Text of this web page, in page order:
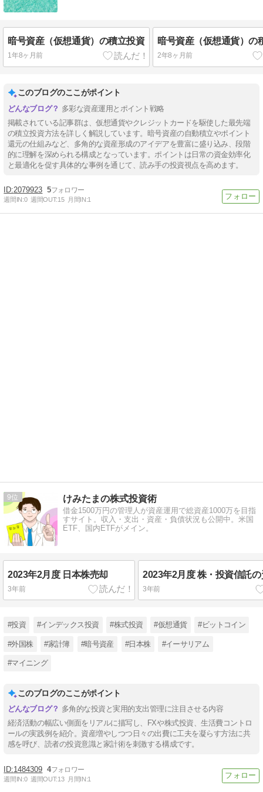
暗号資産（仮想通貨）の積立投資
1年8ヶ月前
暗号資産（仮想通貨）の
2年8ヶ月前
このブログのここがポイント
多彩な資産運用とポイント戦略
掲載されている記事群は、仮想通貨やクレジットカードを駆使した最先端
の積立投資方法を詳しく解説しています。暗号資産の自動積立やポイント
還元の仕組みなど、多角的な資産形成のアイデアを豊富に盛り込み、段階
的に理解を深められる構成となっています。ポイントは日常の資金効率化
と最適化を促す具体的な事例を通じて、読み手の投資視点を高めます。
2079923 5
週間IN:0 週間OUT:15 月間IN:1
9 けみたまの株式投資術
借金1500万円の管理人が資産運用で総資産1000万を目指
すサイト。収入・支出・資産・負債状況も公開中。米国
ETF、国内ETFがメイン。
2023年2月度 日本株売却
3年前
2023年2月度 株・投資信託
3年前
#投資 #インデックス投資 #株式投資 #仮想通貨 #ビットコイン
#外国株 #家計簿 #暗号資産 #日本株 #イーサリアム
#マイニング
このブログのここがポイント
多角的な投資と実用的支出管理に注目させる内容
経済活動の幅広い側面をリアルに描写し、FXや株式投資、生活費コントロ
ールの実践例を紹介。資産増やしつつ日々の出費に工夫を凝らす方法に共
感を呼び、読者の投資意識と家計術を刺激する構成です。
1484309 4
週間IN:0 週間OUT:13 月間IN:1